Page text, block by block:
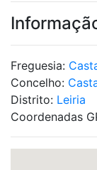
Freguesia:
Concelho:
Distrito: Leiria
Coordenadas